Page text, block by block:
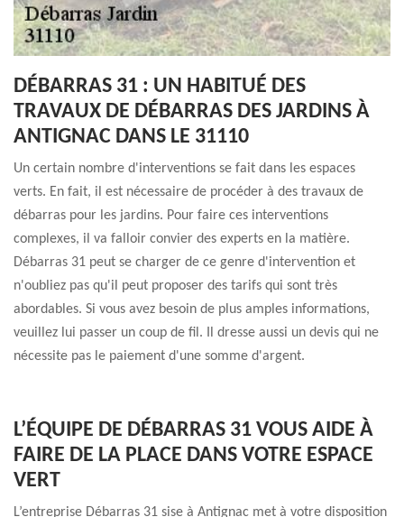
DÉBARRAS 31 : UN HABITUÉ DES
TRAVAUX DE DÉBARRAS DES JARDINS À
ANTIGNAC DANS LE 31110
Un certain nombre d'interventions se fait dans les espaces
verts. En fait, il est nécessaire de procéder à des travaux de
débarras pour les jardins. Pour faire ces interventions
complexes, il va falloir convier des experts en la matière.
Débarras 31 peut se charger de ce genre d'intervention et
n'oubliez pas qu'il peut proposer des tarifs qui sont très
abordables. Si vous avez besoin de plus amples informations,
veuillez lui passer un coup de fil. Il dresse aussi un devis qui ne
nécessite pas le paiement d'une somme d'argent.
L’ÉQUIPE DE DÉBARRAS 31 VOUS AIDE À
FAIRE DE LA PLACE DANS VOTRE ESPACE
VERT
L’entreprise Débarras 31 sise à Antignac met à votre disposition